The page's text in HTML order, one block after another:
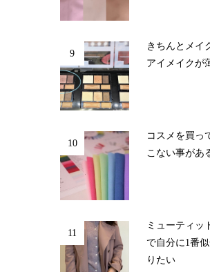
9
きちんとメイ
アイメイクが
10
コスメを買っ
こない事があ
11
ミューティッ
で自分に1番
りたい